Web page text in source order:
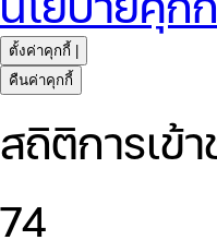
ตั้งค่าคุกกี้ |
คืนค่าคุกกี้
สถิติการเข้
74